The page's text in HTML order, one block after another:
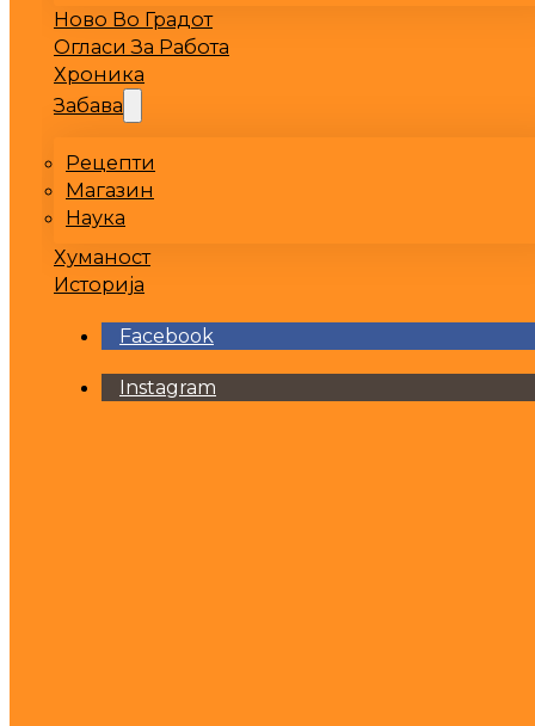
Ново Во Градот
Огласи За Работа
Хроника
Забава
Рецепти
Магазин
Наука
Хуманост
Историја
Facebook
Instagram